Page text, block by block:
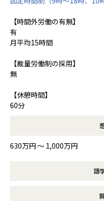
【時間外労働の有無】
有
月平均15時間
【裁量労働制の採用】
無
【休憩時間】
60分
630万円 〜 1,000万円
語